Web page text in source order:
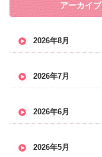
アーカイブ
2026年8月
2026年7月
2026年6月
2026年5月